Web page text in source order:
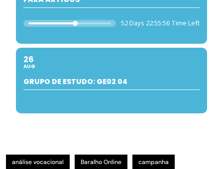
52 Days 22:55:55 Time Left
26
AUG
GRUPO DE ESTUDO: GE02 04
análise vocacional Baralho Online campanha